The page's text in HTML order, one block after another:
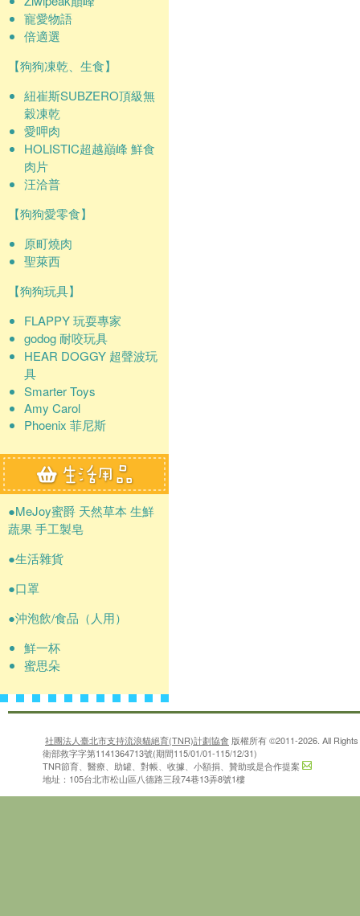
寵愛物語
倍適選
【狗狗凍乾、生食】
紐崔斯SUBZERO頂級無
穀凍乾
愛呷肉
HOLISTIC超越巔峰 鮮食
肉片
汪洽普
【狗狗愛零食】
原町燒肉
聖萊西
【狗狗玩具】
FLAPPY 玩耍專家
godog 耐咬玩具
HEAR DOGGY 超聲波玩
具
Smarter Toys
Amy Carol
Phoenix 菲尼斯
●MeJoy蜜爵 天然草本 生鮮
蔬果 手工製皂
●生活雜貨
●口罩
●沖泡飲/食品（人用）
鮮一杯
蜜思朵
社團法人臺北市支持流浪貓絕育(TNR)計劃協會 版權所有 ©2011-2026. All
衛部救字字第1141364713號(期間115/01/01-115/12/31)
TNR節育、醫療、助罐、對帳、收據、小額捐、贊助或是合作提案
地址：105台北市松山區八德路三段74巷13弄8號1樓